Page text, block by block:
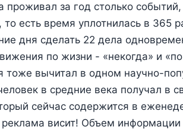
проживал за год столько
есть время уплотнилась в 365
дня сделать 22 дела
по жизни - «некогда» и
тоже вычитал в одном научно-
в средние века получал в
сейчас содержится в
висит! Объем информации